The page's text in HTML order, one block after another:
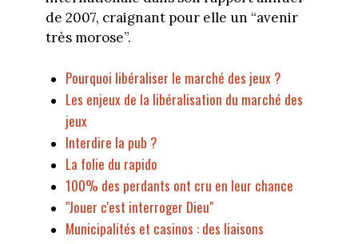
de 2007, craignant pour elle un “avenir
très morose”.
Pourquoi libéraliser le marché des jeux ?
Les enjeux de la libéralisation du marché des
jeux
Interdire la pub ?
La folie du rapido
100% des perdants ont cru en leur chance
"Jouer c'est interroger Dieu"
Municipalités et casinos : des liaisons